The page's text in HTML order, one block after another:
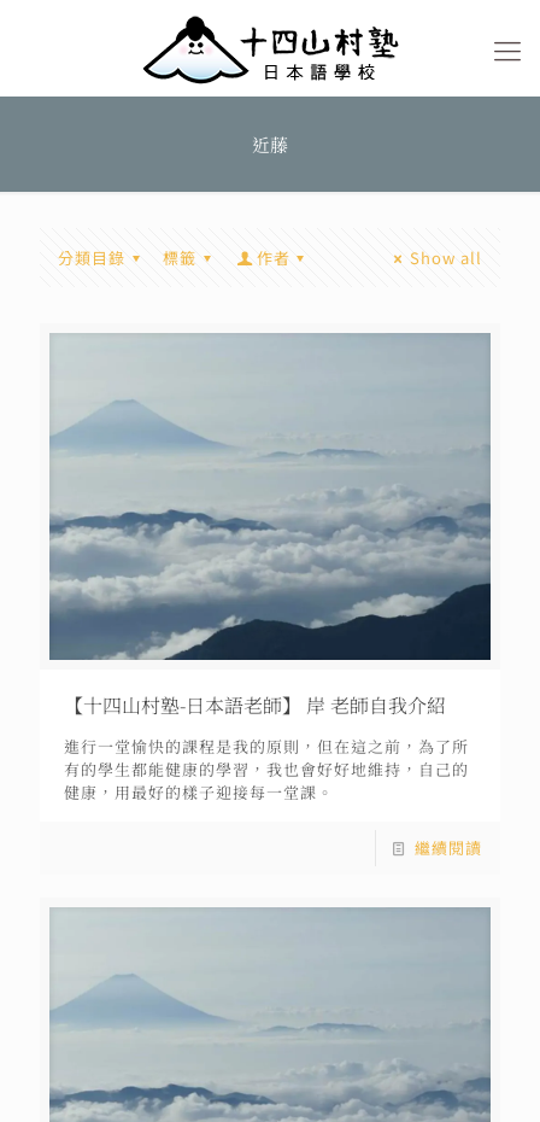
近藤
分類目錄 標籤 作者 Show all
【十四山村塾-日本語老師】 岸 老師自我介紹
進行一堂愉快的課程是我的原則，但在這之前，為了所
有的學生都能健康的學習，我也會好好地維持，自己的
健康，用最好的樣子迎接每一堂課。
繼續閱讀